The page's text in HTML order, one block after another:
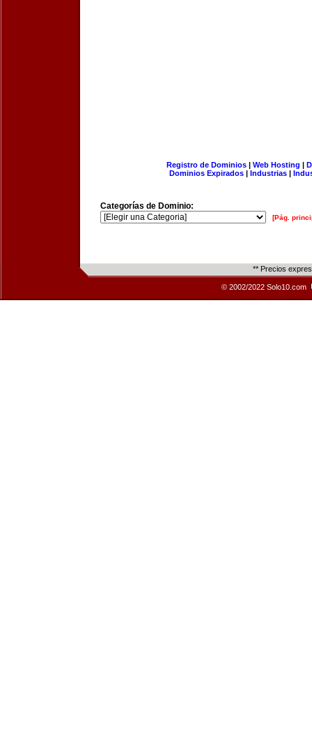
Registro de Dominios| Web Hosting |
Dominios Expirados | Industrias |
Categorías de Dominio:
[Pág.
** Precios
© 2002/2022 Solo10.com